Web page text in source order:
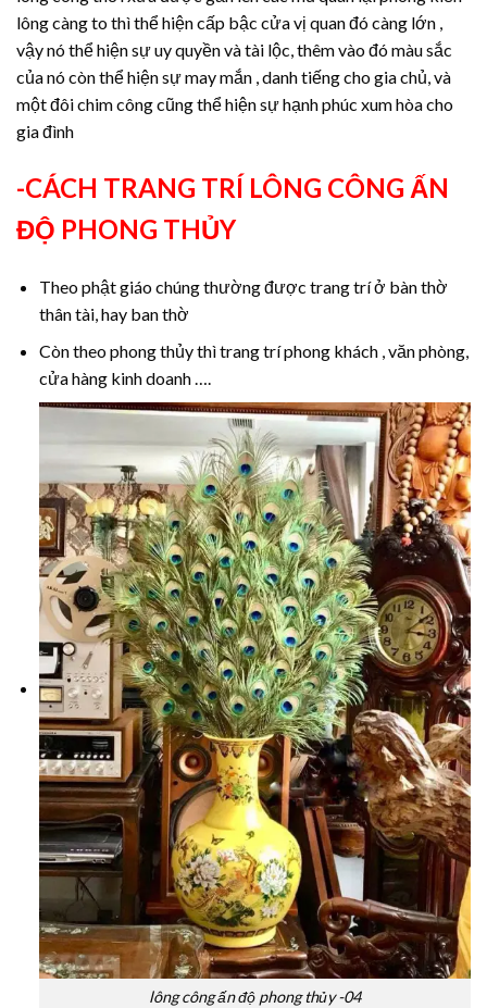
lông càng to thì thể hiện cấp bậc cửa vị quan đó càng lớn ,
vậy nó thể hiện sự uy quyền và tài lộc, thêm vào đó màu sắc
của nó còn thể hiện sự may mắn , danh tiếng cho gia chủ, và
một đôi chim công cũng thể hiện sự hạnh phúc xum hòa cho
gia đình
-CÁCH TRANG TRÍ LÔNG CÔNG ẤN
ĐỘ PHONG THỦY
Theo phật giáo chúng thường được trang trí ở bàn thờ
thân tài, hay ban thờ
Còn theo phong thủy thì trang trí phong khách , văn phòng,
cửa hàng kinh doanh ….
lông công ấn độ phong thủy -04